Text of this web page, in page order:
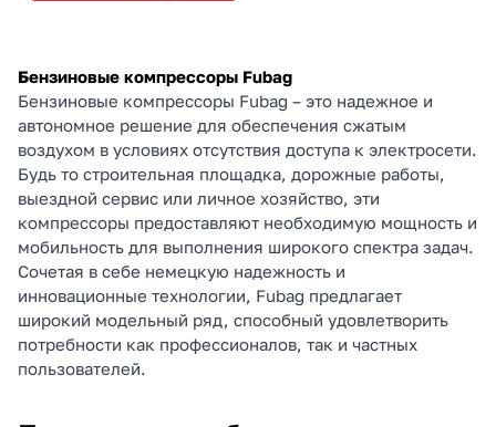
Бензиновые компрессоры Fubag
Бензиновые компрессоры Fubag – это надежное и
автономное решение для обеспечения сжатым
воздухом в условиях отсутствия доступа к электросети.
Будь то строительная площадка, дорожные работы,
выездной сервис или личное хозяйство, эти
компрессоры предоставляют необходимую мощность и
мобильность для выполнения широкого спектра задач.
Сочетая в себе немецкую надежность и
инновационные технологии, Fubag предлагает
широкий модельный ряд, способный удовлетворить
потребности как профессионалов, так и частных
пользователей.